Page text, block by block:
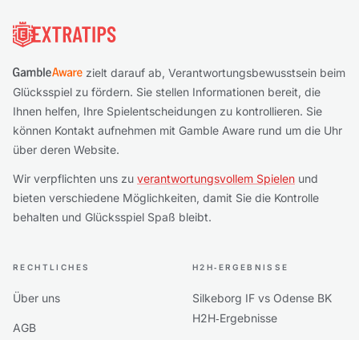
zielt darauf ab, Verantwortungsbewusstsein beim
Glücksspiel zu fördern. Sie stellen Informationen bereit, die
Ihnen helfen, Ihre Spielentscheidungen zu kontrollieren. Sie
können Kontakt aufnehmen mit Gamble Aware rund um die Uhr
über deren Website.
Wir verpflichten uns zu verantwortungsvollem Spielen und
bieten verschiedene Möglichkeiten, damit Sie die Kontrolle
behalten und Glücksspiel Spaß bleibt.
RECHTLICHES
Über uns
AGB
H2H‑ERGEBNISSE
Silkeborg IF vs Odense BK
H2H‑Ergebnisse